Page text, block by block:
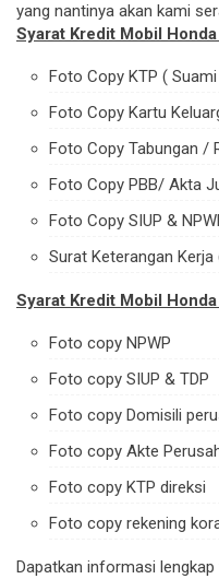
yang nantinya akan kami
Syarat Kredit Mobil
Foto Copy KTP (
Foto Copy Kartu
Foto Copy Tabungan /
Foto Copy PBB/ Akta
Foto Copy SIUP &
Surat Keterangan Kerja
Syarat Kredit Mobil
Foto copy NPWP
Foto copy SIUP & TDP
Foto copy Domisili
Foto copy Akte
Foto copy KTP direksi
Foto copy rekening
Dapatkan informasi